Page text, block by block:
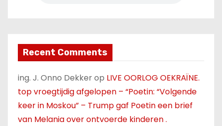
Recent Comments
ing. J. Onno Dekkerop LIVE OORLOG OEKRAÏNE.
top vroegtijdig afgelopen – “Poetin: “Volgende
keer in Moskou” – Trump gaf Poetin een brief
van Melania over ontvoerde kinderen .